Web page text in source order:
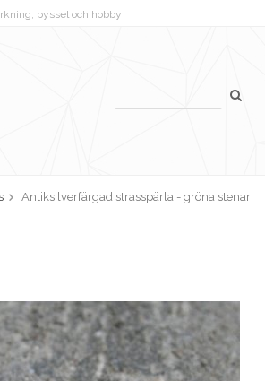
pyssel och hobby
Antiksilverfärgad strasspärla - gröna stenar